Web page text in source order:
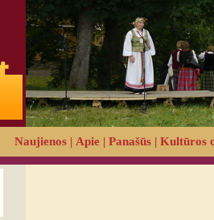
Naujienos | Apie | Panašūs | Kultūros